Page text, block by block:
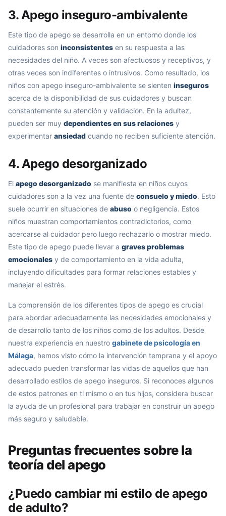
3. Apego inseguro-ambivalente
Este tipo de apego se desarrolla en un entorno donde los
cuidadores son inconsistentes en su respuesta a las
necesidades del niño. A veces son afectuosos y receptivos, y
otras veces son indiferentes o intrusivos. Como resultado, los
niños con apego inseguro-ambivalente se sienten inseguros
acerca de la disponibilidad de sus cuidadores y buscan
constantemente su atención y validación. En la adultez,
pueden ser muy dependientes en sus relaciones y
experimentar ansiedad cuando no reciben suficiente atención.
4. Apego desorganizado
El apego desorganizado se manifiesta en niños cuyos
cuidadores son a la vez una fuente de consuelo y miedo. Esto
suele ocurrir en situaciones de abuso o negligencia. Estos
niños muestran comportamientos contradictorios, como
acercarse al cuidador pero luego rechazarlo o mostrar miedo.
Este tipo de apego puede llevar a graves problemas
emocionales y de comportamiento en la vida adulta,
incluyendo dificultades para formar relaciones estables y
manejar el estrés.
La comprensión de los diferentes tipos de apego es crucial
para abordar adecuadamente las necesidades emocionales y
de desarrollo tanto de los niños como de los adultos. Desde
nuestra experiencia en nuestro gabinete de psicología en
Málaga, hemos visto cómo la intervención temprana y el apoyo
adecuado pueden transformar las vidas de aquellos que han
desarrollado estilos de apego inseguros. Si reconoces algunos
de estos patrones en ti mismo o en tus hijos, considera buscar
la ayuda de un profesional para trabajar en construir un apego
más seguro y saludable.
Preguntas frecuentes sobre la
teoría del apego
¿Puedo cambiar mi estilo de apego
de adulto?